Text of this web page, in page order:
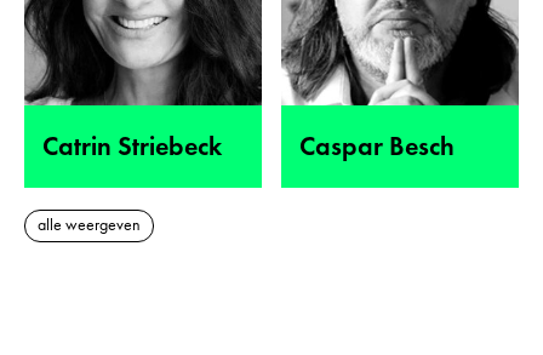
Catrin Striebeck Caspar Besch
alle weergeven